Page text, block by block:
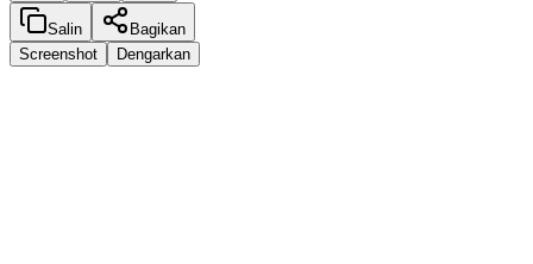
Salin
Bagikan
Screenshot
Dengarkan